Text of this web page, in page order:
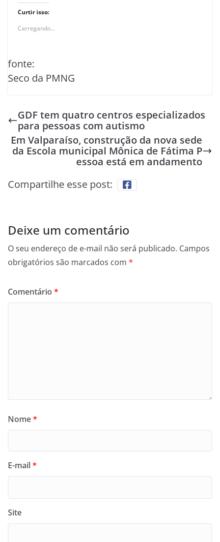
Curtir isso:
Carregando...
fonte:
Seco da PMNG
GDF tem quatro centros especializados
para pessoas com autismo
Em Valparaíso, construção da nova sede
da Escola municipal Mônica de Fátima P
essoa está em andamento
Compartilhe esse post:
Deixe um comentário
O seu endereço de e-mail não será publicado. Campos
obrigatórios são marcados com *
Comentário *
Nome*
E-mail*
Site